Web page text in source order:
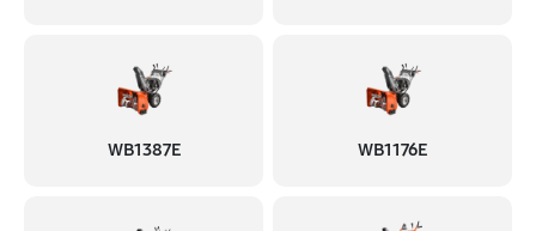
WB1387E WB1176E